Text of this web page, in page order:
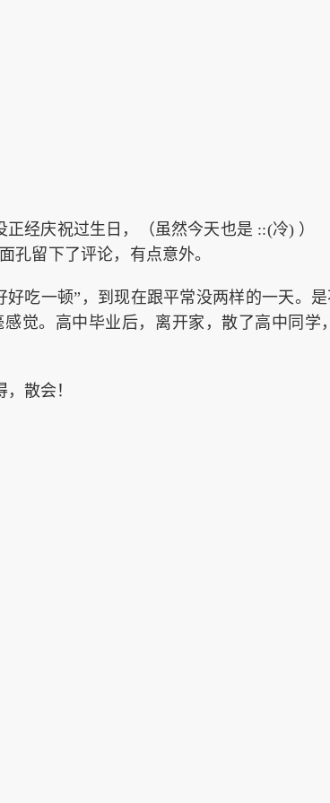
经庆祝过生日，（虽然今天也是 ::(冷) ）
孔留下了评论，有点意外。
吃一顿”，到现在跟平常没两样的一天。
觉。高中毕业后，离开家，散了高中同
散会！